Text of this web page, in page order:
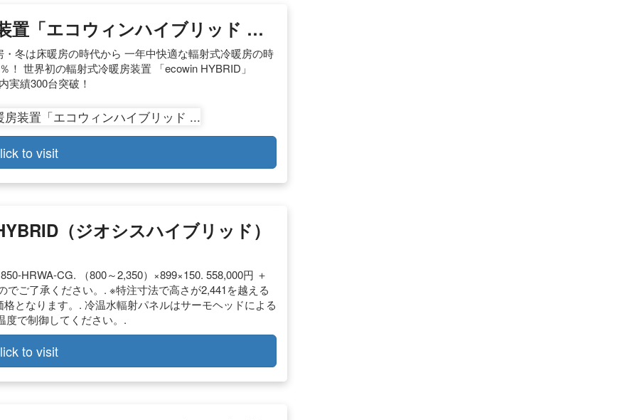
置「エコウィンハイブリッド …
冬は床暖房の時代から 一年中快適な輻射式冷暖房の時
世界初の輻射式冷暖房装置 「ecowin HYBRID」
実績300台突破！
to visit
（ジオシスハイブリッド）
HRWA-CG. （800～2,350）×899×150. 558,000円 ＋
ご了承ください。. ※特注寸法で高さが2,441を越える
となります。. 冷温水輻射パネルはサーモヘッドによる
度で制御してください。.
to visit